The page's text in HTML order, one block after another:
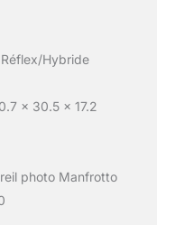
Hybride
x 30.5 x 17.2
photo Manfrotto